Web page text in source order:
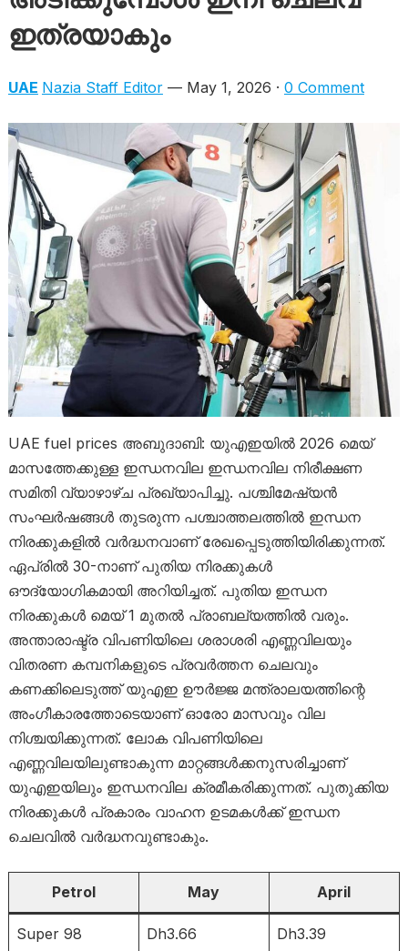
ഇത്രയാകും
UAE Nazia Staff Editor— May 1, 2026 · 0 Comment
UAE fuel prices അബുദാബി: യുഎഇയിൽ 2026 മെയ്
മാസത്തേക്കുള്ള ഇന്ധനവില ഇന്ധനവില നിരീക്ഷണ
സമിതി വ്യാഴാഴ്ച പ്രഖ്യാപിച്ചു. പശ്ചിമേഷ്യൻ
സംഘർഷങ്ങൾ തുടരുന്ന പശ്ചാത്തലത്തിൽ ഇന്ധന
നിരക്കുകളിൽ വർദ്ധനവാണ് രേഖപ്പെടുത്തിയിരിക്കുന്നത്.
ഏപ്രിൽ 30-നാണ് പുതിയ നിരക്കുകൾ
ഔദ്യോഗികമായി അറിയിച്ചത്. പുതിയ ഇന്ധന
നിരക്കുകൾ മെയ് 1 മുതൽ പ്രാബല്യത്തിൽ വരും.
അന്താരാഷ്ട്ര വിപണിയിലെ ശരാശരി എണ്ണവിലയും
വിതരണ കമ്പനികളുടെ പ്രവർത്തന ചെലവും
കണക്കിലെടുത്ത് യുഎഇ ഊർജ്ജ മന്ത്രാലയത്തിന്റെ
അംഗീകാരത്തോടെയാണ് ഓരോ മാസവും വില
നിശ്ചയിക്കുന്നത്. ലോക വിപണിയിലെ
എണ്ണവിലയിലുണ്ടാകുന്ന മാറ്റങ്ങൾക്കനുസരിച്ചാണ്
യുഎഇയിലും ഇന്ധനവില ക്രമീകരിക്കുന്നത്. പുതുക്കിയ
നിരക്കുകൾ പ്രകാരം വാഹന ഉടമകൾക്ക് ഇന്ധന
ചെലവിൽ വർദ്ധനവുണ്ടാകും.
Petrol May April
Super 98 Dh3.66 Dh3.39